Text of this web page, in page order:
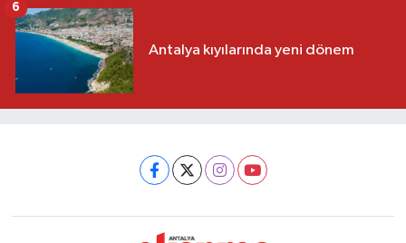
Antalya kıyılarında yeni dönem
6